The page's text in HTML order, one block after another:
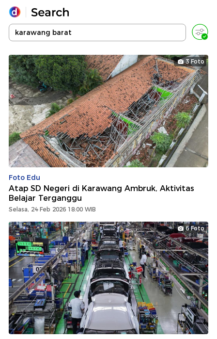
Yang sedang ramai dicari
Loading...
Promoted
Terakhir yang dicari
3 Foto
Foto Edu
Atap SD Negeri di Karawang Ambruk, Aktivitas
Belajar Terganggu
Selasa, 24 Feb 2026 18:00 WIB
6 Foto